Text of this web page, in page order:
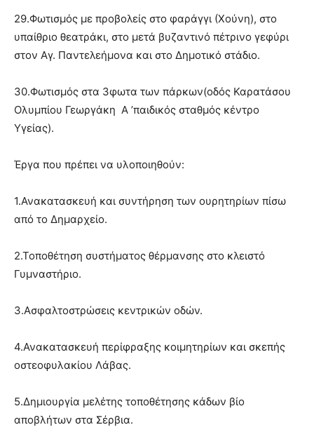
29.Φωτισμός με προβολείς στο φαράγγι (Χούνη), στο
υπαίθριο θεατράκι, στο μετά βυζαντινό πέτρινο γεφύρι
στον Αγ. Παντελεήμονα και στο Δημοτικό στάδιο.
30.Φωτισμός στα 3φωτα των πάρκων(οδός Καρατάσου
Ολυμπίου Γεωργάκη Α ’παιδικός σταθμός κέντρο
Υγείας).
Έργα που πρέπει να υλοποιηθούν:
1.Ανακατασκευή και συντήρηση των ουρητηρίων πίσω
από το Δημαρχείο.
2.Τοποθέτηση συστήματος θέρμανσης στο κλειστό
Γυμναστήριο.
3.Ασφαλτοστρώσεις κεντρικών οδών.
4.Ανακατασκευή περίφραξης κοιμητηρίων και σκεπής
οστεοφυλακίου Λάβας.
5.Δημιουργία μελέτης τοποθέτησης κάδων βίο
αποβλήτων στα Σέρβια.